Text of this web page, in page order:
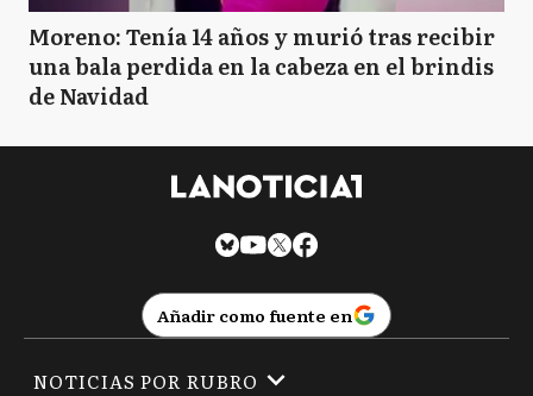
Moreno: Tenía 14 años y murió tras recibir
una bala perdida en la cabeza en el brindis
de Navidad
Añadir como fuente en
NOTICIAS POR RUBRO